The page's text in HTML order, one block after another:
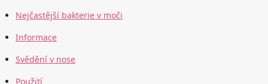
Nejčastější bakterie v moči
Informace
Svědění v nose
Použití